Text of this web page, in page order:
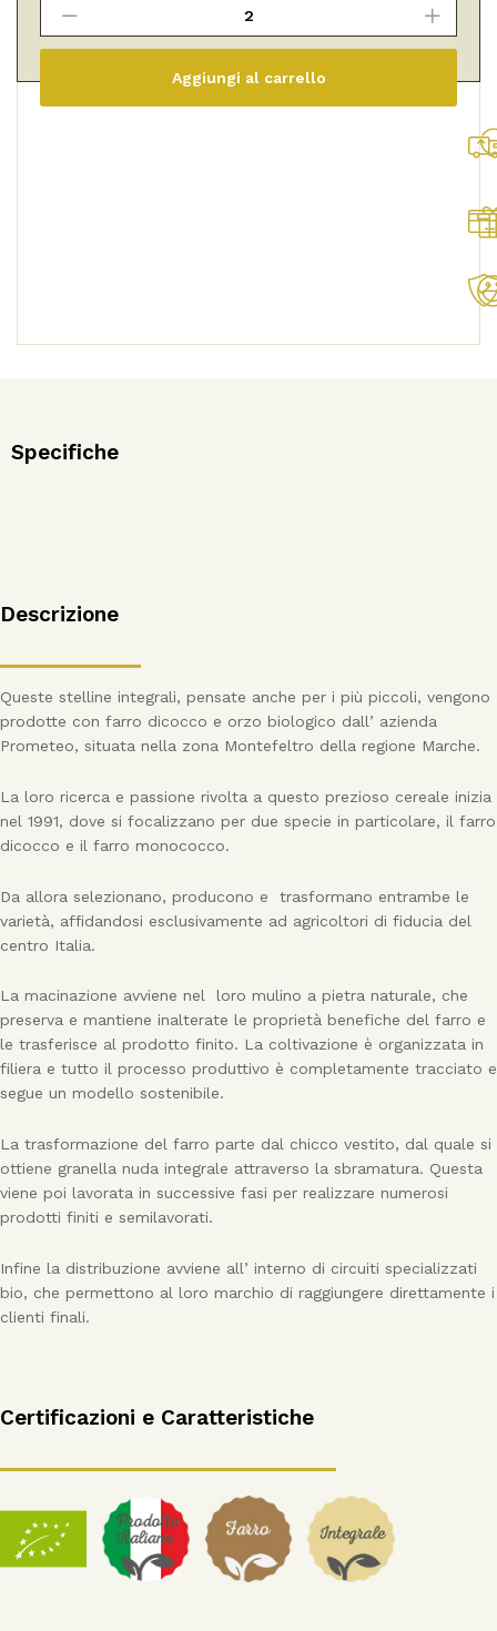
Stelline
Integrali
Farro
Dicocco
Aggiungi al carrello
Specifiche
Descrizione
Queste stelline integrali, pensate anche per i più piccoli, vengono
prodotte con farro dicocco e orzo biologico dall’ azienda
Prometeo, situata nella zona Montefeltro della regione Marche.
La loro ricerca e passione rivolta a questo prezioso cereale inizia
nel 1991, dove si focalizzano per due specie in particolare, il farro
dicocco e il farro monococco.
Da allora selezionano, producono e trasformano entrambe le
varietà, affidandosi esclusivamente ad agricoltori di fiducia del
centro Italia.
La macinazione avviene nel loro mulino a pietra naturale, che
preserva e mantiene inalterate le proprietà benefiche del farro e
le trasferisce al prodotto finito. La coltivazione è organizzata in
filiera e tutto il processo produttivo è completamente tracciato e
segue un modello sostenibile.
La trasformazione del farro parte dal chicco vestito, dal quale si
ottiene granella nuda integrale attraverso la sbramatura. Questa
viene poi lavorata in successive fasi per realizzare numerosi
prodotti finiti e semilavorati.
Infine la distribuzione avviene all’ interno di circuiti specializzati
bio, che permettono al loro marchio di raggiungere direttamente i
clienti finali.
Certificazioni e Caratteristiche